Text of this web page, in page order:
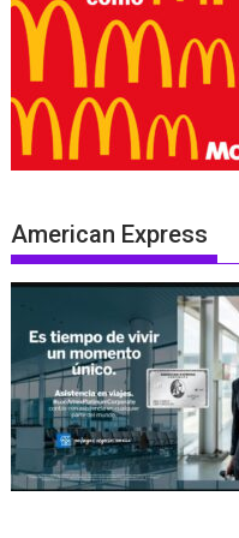
American Express